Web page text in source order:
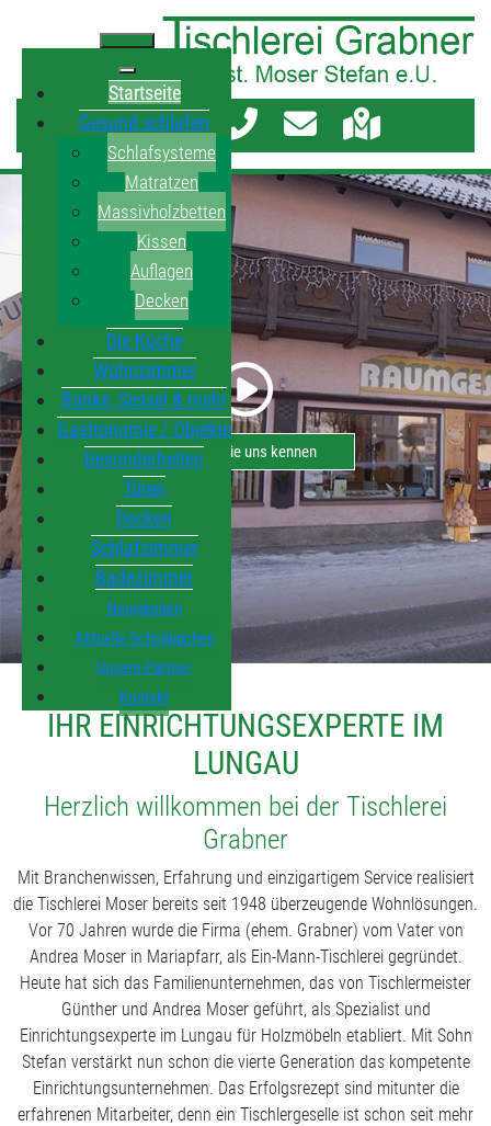
Startseite
Gesund schlafen
Schlafsysteme
Matratzen
Massivholzbetten
Kissen
Auflagen
Decken
Die Küche
Wohnzimmer
Bänke, Sessel & mehr
Gastronomie / Objekte
Besonderheiten
Türen
Decken
Schlafzimmer
Badezimmer
Neuigkeiten
Aktuelle Schnäppchen
Unsere Partner
Kontakt
Lernen Sie uns kennen
IHR EINRICHTUNGSEXPERTE IM
LUNGAU
Herzlich willkommen bei der Tischlerei
Grabner
Mit Branchenwissen, Erfahrung und einzigartigem Service realisiert
die Tischlerei Moser bereits seit 1948 überzeugende Wohnlösungen.
Vor 70 Jahren wurde die Firma (ehem. Grabner) vom Vater von
Andrea Moser in Mariapfarr, als Ein-Mann-Tischlerei gegründet.
Heute hat sich das Familienunternehmen, das von Tischlermeister
Günther und Andrea Moser geführt, als Spezialist und
Einrichtungsexperte im Lungau für Holzmöbeln etabliert. Mit Sohn
Stefan verstärkt nun schon die vierte Generation das kompetente
Einrichtungsunternehmen. Das Erfolgsrezept sind mitunter die
erfahrenen Mitarbeiter, denn ein Tischlergeselle ist schon seit mehr